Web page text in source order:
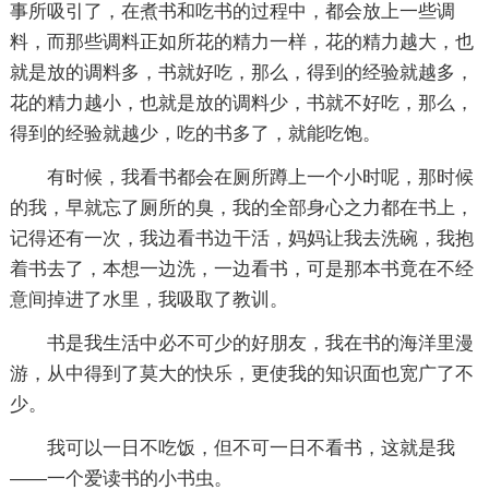
事所吸引了，在煮书和吃书的过程中，都会放上一些调
料，而那些调料正如所花的精力一样，花的精力越大，也
就是放的调料多，书就好吃，那么，得到的经验就越多，
花的精力越小，也就是放的调料少，书就不好吃，那么，
得到的经验就越少，吃的书多了，就能吃饱。
有时候，我看书都会在厕所蹲上一个小时呢，那时候
的我，早就忘了厕所的臭，我的全部身心之力都在书上，
记得还有一次，我边看书边干活，妈妈让我去洗碗，我抱
着书去了，本想一边洗，一边看书，可是那本书竟在不经
意间掉进了水里，我吸取了教训。
书是我生活中必不可少的好朋友，我在书的海洋里漫
游，从中得到了莫大的快乐，更使我的知识面也宽广了不
少。
我可以一日不吃饭，但不可一日不看书，这就是我
——一个爱读书的小书虫。